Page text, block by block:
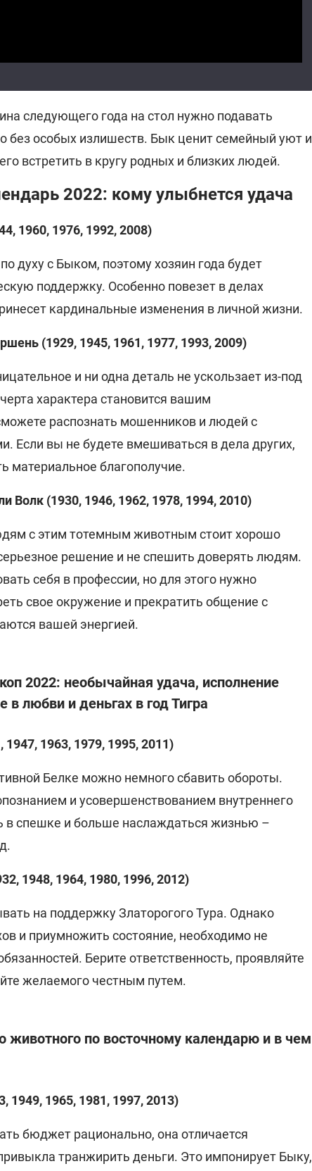
следующего года на стол нужно подавать
без особых излишеств. Бык ценит семейный уют и
встретить в кругу родных и близких людей.
2022: кому улыбнется удача
1960, 1976, 1992, 2008)
духу с Быком, поэтому хозяин года будет
поддержку. Особенно повезет в делах
кардинальные изменения в личной жизни.
(1929, 1945, 1961, 1977, 1993, 2009)
и ни одна деталь не ускользает из-под
характера становится вашим
распознать мошенников и людей с
Если вы не будете вмешиваться в дела других,
материальное благополучие.
Волк (1930, 1946, 1962, 1978, 1994, 2010)
с этим тотемным животным стоит хорошо
решение и не спешить доверять людям.
себя в профессии, но для этого нужно
свое окружение и прекратить общение с
вашей энергией.
2022: необычайная удача, исполнение
в любви и деньгах в год Тигра
1963, 1979, 1995, 2011)
Белке можно немного сбавить обороты.
и усовершенствованием внутреннего
в спешке и больше наслаждаться жизнью –
1948, 1964, 1980, 1996, 2012)
на поддержку Златорогого Тура. Однако
и приумножить состояние, необходимо не
Берите ответственность, проявляйте
желаемого честным путем.
животного по восточному календарю и в чем
1949, 1965, 1981, 1997, 2013)
бюджет рационально, она отличается
транжирить деньги. Это импонирует Быку,